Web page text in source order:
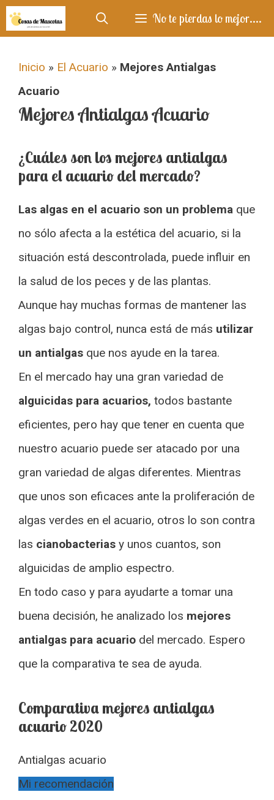
Saltar
al
No te pierdas lo mejor....
Inicio » El Acuario » Mejores Antialgas
Acuario
Mejores Antialgas Acuario
¿Cuáles son los mejores antialgas
para el acuario del mercado?
Las algas en el acuario son un problema que
no sólo afecta a la estética del acuario, si la
situación está descontrolada, puede influir en
la salud de los peces y de las plantas.
Aunque hay muchas formas de mantener las
algas bajo control, nunca está de más utilizar
un antialgas que nos ayude en la tarea.
En el mercado hay una gran variedad de
alguicidas para acuarios, todos bastante
eficientes, pero hay que tener en cuenta que
nuestro acuario puede ser atacado por una
gran variedad de algas diferentes. Mientras
que unos son eficaces ante la proliferación de
algas verdes en el acuario, otros lo son contra
las cianobacterias y unos cuantos, son
alguicidas de amplio espectro.
En todo caso y para ayudarte a tomar una
buena decisión, he analizado los mejores
antialgas para acuario del mercado. Espero
que la comparativa te sea de ayuda.
Comparativa mejores antialgas
acuario 2020
Antialgas acuario
Mi recomendación